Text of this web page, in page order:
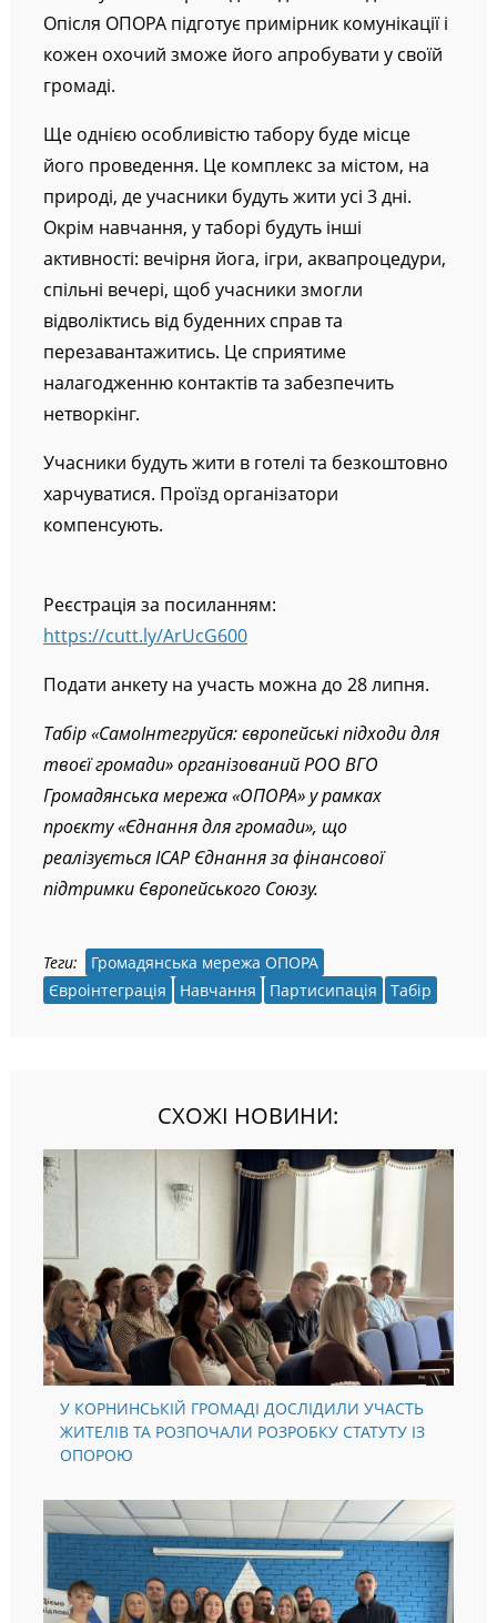
застосують їх в громадах під час заходів.
Опісля ОПОРА підготує примірник комунікації і
кожен охочий зможе його апробувати у своїй
Ще однією особливістю табору буде місце
його проведення. Це комплекс за містом, на
природі, де учасники будуть жити усі 3 дні.
Окрім навчання, у таборі будуть інші
активності: вечірня йога, ігри, аквапроцедури,
спільні вечері, щоб учасники змогли
відволіктись від буденних справ та
перезавантажитись. Це сприятиме
налагодженню контактів та забезпечить
Учасники будуть жити в готелі та безкоштовно
Реєстрація за посиланням:
Табір «СамоІнтегруйся: європейські підходи для
твоєї громади» організований РОО ВГО
Громадянська мережа «ОПОРА» у рамках
проєкту «Єднання для громади», що
реалізується ІСАР Єднання за фінансової
Теги:
Громадянська мережа ОПОРА
Євроінтеграція
Навчання Партисипація Табір
У КОРНИНСЬКІЙ ГРОМАДІ ДОСЛІДИЛИ УЧАСТЬ
ЖИТЕЛІВ ТА РОЗПОЧАЛИ РОЗРОБКУ СТАТУТУ ІЗ